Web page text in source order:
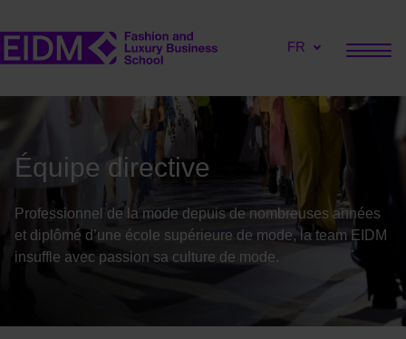
FR
Équipe directive
Professionnel de la mode depuis de nombreuses années
et diplômé d’une école supérieure de mode, la team EIDM
insuffle avec passion sa culture de mode.